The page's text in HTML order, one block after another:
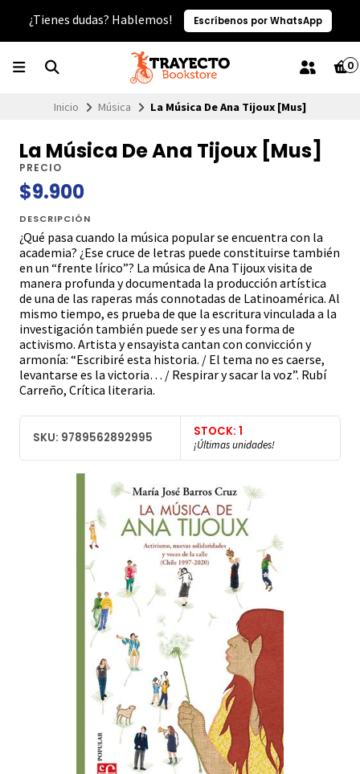
¿Tienes dudas? Hablemos! Escríbenos por WhatsApp
0
Inicio Música La Música De Ana Tijoux [Mus]
La Música De Ana Tijoux [Mus]
PRECIO
$9.900
DESCRIPCIÓN
¿Qué pasa cuando la música popular se encuentra con la
academia? ¿Ese cruce de letras puede constituirse también
en un “frente lírico”? La música de Ana Tijoux visita de
manera profunda y documentada la producción artística
de una de las raperas más connotadas de Latinoamérica. Al
mismo tiempo, es prueba de que la escritura vinculada a la
investigación también puede ser y es una forma de
activismo. Artista y ensayista cantan con convicción y
armonía: “Escribiré esta historia. / El tema no es caerse,
levantarse es la victoria… / Respirar y sacar la voz”. Rubí
Carreño, Crítica literaria.
SKU: 9789562892995 STOCK: 1
¡Últimas unidades!